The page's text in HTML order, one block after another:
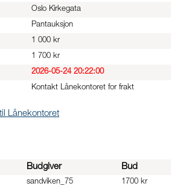
Oslo Kirkegata
Pantauksjon
1 000 kr
1 700 kr
2026-05-24 20:22:00
Kontakt Lånekontoret for frakt
Lånekontoret
Budgiver Bud
sandviken_75
1700 kr